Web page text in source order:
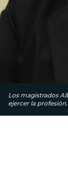
Los magis­trados
ejercer la